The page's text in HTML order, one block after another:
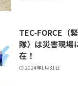
TEC-FORCE（
隊）は災害現場
在！
2024年1月31日